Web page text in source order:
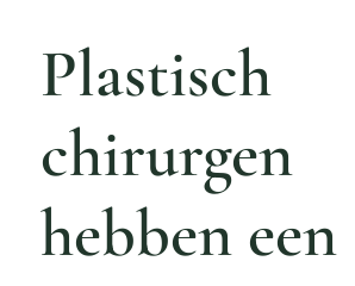
Plastisch
chirurgen
hebben een